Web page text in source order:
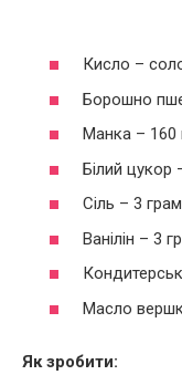
Кисло –
Борошно
Манка – 160
Білий цукор
Сіль – 3
Ванілін – 3
Масло
Як зробити: